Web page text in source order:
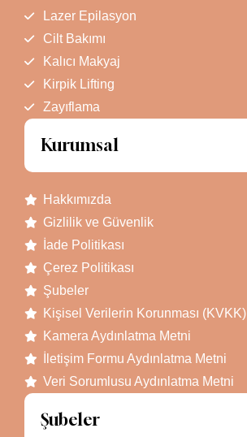
Lazer Epilasyon
Cilt Bakımı
Kalıcı Makyaj
Kirpik Lifting
Zayıflama
Kurumsal
Hakkımızda
Gizlilik ve Güvenlik
İade Politikası
Çerez Politikası
Şubeler
Kişisel Verilerin Korunması (KVKK)
Kamera Aydınlatma Metni
İletişim Formu Aydınlatma Metni
Veri Sorumlusu Aydınlatma Metni
Şubeler